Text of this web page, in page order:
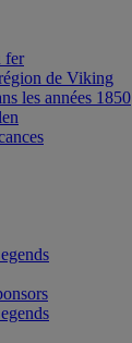
fer
de Viking
les années 1850